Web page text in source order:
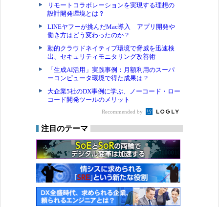
リモートコラボレーションを実現する理想の
設計開発環境とは？
LINEヤフーが挑んだMac導入 アプリ開発や
働き方はどう変わったのか？
動的クラウドネイティブ環境で脅威を迅速検
出、セキュリティモニタリング改善術
「生成AI活用」実践事例：月額利用のスーパ
ーコンピュータ環境で得た成果は？
大企業5社のDX事例に学ぶ、ノーコード・ロー
コード開発ツールのメリット
Recommended by
注目のテーマ